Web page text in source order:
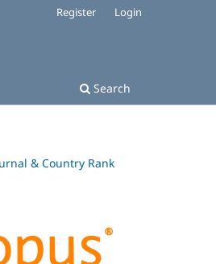
Search
Register Login